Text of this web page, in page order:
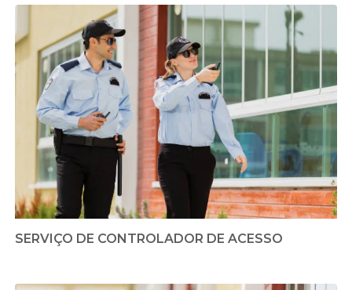
SERVIÇO DE CONTROLADOR DE ACESSO